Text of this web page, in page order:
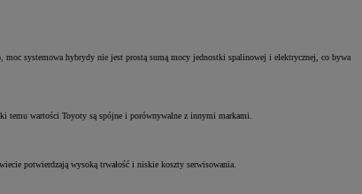
moc systemowa hybrydy nie jest prostą sumą mocy jednostki spalinowej i elektrycznej, co bywa
temu wartości Toyoty są spójne i porównywalne z innymi markami.
potwierdzają wysoką trwałość i niskie koszty serwisowania.